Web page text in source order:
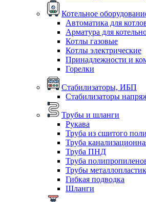
Котельное
Автоматика для
Арматура для
Котлы газовые
Котлы электрические
Принадлежности и
Горелки
Стабилизаторы, ИБП
Стабилизаторы
Трубы и шланги
Рукава
Труба из сшитого
Труба
Труба ПНД
Труба
Трубы
Гибкая подводка
Шланги